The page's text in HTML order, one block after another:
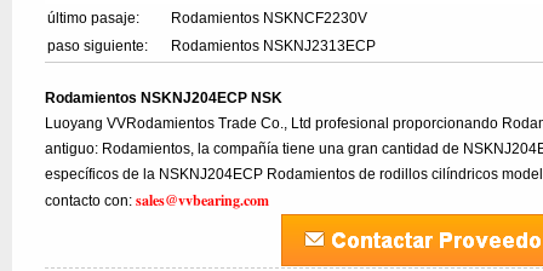
último pasaje:
Rodamientos NSKNCF2230V
paso siguiente:
Rodamientos NSKNJ2313ECP
Rodamientos NSKNJ204ECP NSK
Luoyang VVRodamientos Trade Co., Ltd profesional proporcionando
antiguo: Rodamientos, la compañía tiene una gran cantidad de
específicos de la NSKNJ204ECP Rodamientos de rodillos cilíndricos
contacto con:sales@vvbearing.com